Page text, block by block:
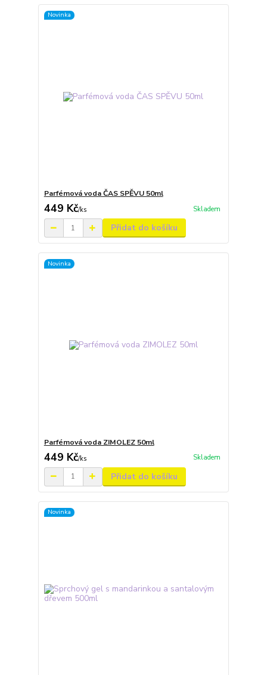
Novinka
Parfémová voda ČAS SPĚVU 50ml
449 Kč/ks Skladem
Přidat do košíku
Novinka
Parfémová voda ZIMOLEZ 50ml
449 Kč/ks Skladem
Přidat do košíku
Novinka